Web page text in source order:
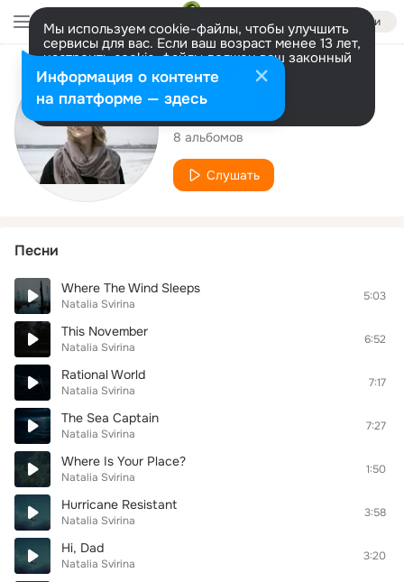
Войти
Мы используем cookie-файлы, чтобы улучшить
сервисы для вас. Если ваш возраст менее 13 лет,
настроить cookie-файлы должен ваш законный
представитель. Больше информации
Разрешить все Настроить
Исполнитель
Natalia Svirina
8 альбомов
Слушать
Песни
Where The Wind Sleeps
Natalia Svirina
5:03
This November
Natalia Svirina
6:52
Rational World
Natalia Svirina
7:17
The Sea Captain
Natalia Svirina
7:27
Where Is Your Place?
Natalia Svirina
1:50
Hurricane Resistant
Natalia Svirina
3:58
Hi, Dad
Natalia Svirina
3:20
Информация о контенте
на платформе — здесь